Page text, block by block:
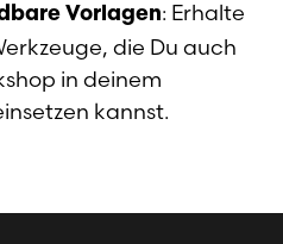
Vorlagen: Erhalte
die Du auch
in deinem
kannst.